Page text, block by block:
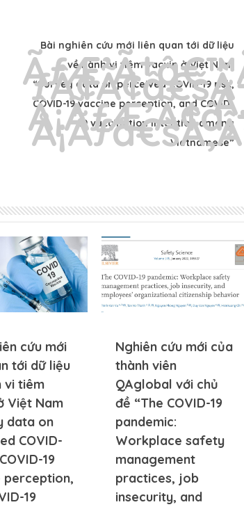
Bài nghiên cứu mới liên quan tới dữ liệu
về hành vi tiêm vacxin ở Việt Nam
“Survey data on perceived COVID-19 risk,
COVID-19 vaccine perception, and COVID-
19 vaccination intention among
Vietnamese”
cứu mới
tới dữ liệu
vi tiêm
Việt Nam
data on
COVID-
19
perception,
19
Nghiên cứu mới của
thành viên
QAglobal với chủ
đề “The COVID-19
pandemic:
Workplace safety
management
practices, job
insecurity, and